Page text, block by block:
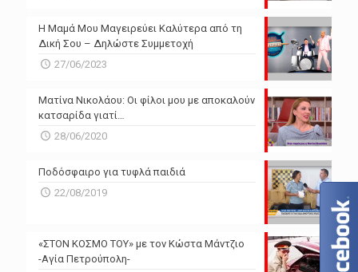
Η Μαμά Μου Μαγειρεύει Καλύτερα από τη
Δική Σου – Δηλώστε Συμμετοχή
27/06/2023
Ματίνα Νικολάου: Οι φίλοι μου με αποκαλούν
κατσαρίδα γιατί…
28/06/2020
Ποδόσφαιρο για τυφλά παιδιά
22/08/2019
«ΣΤΟΝ ΚΟΣΜΟ ΤΟΥ» με τον Κώστα Μάντζιο
-Αγία Πετρούπολη-